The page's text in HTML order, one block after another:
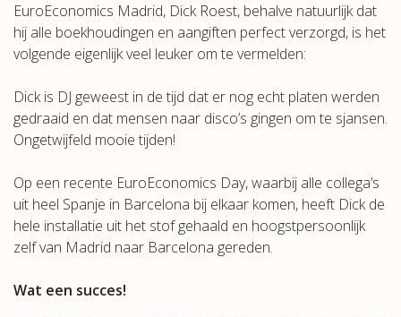
EuroEconomics Madrid, Dick Roest, behalve natuurlijk dat
hij alle boekhoudingen en aangiften perfect verzorgd, is het
volgende eigenlijk veel leuker om te vermelden:
Dick is DJ geweest in de tijd dat er nog echt platen werden
gedraaid en dat mensen naar disco’s gingen om te sjansen.
Ongetwijfeld mooie tijden!
Op een recente EuroEconomics Day, waarbij alle collega’s
uit heel Spanje in Barcelona bij elkaar komen, heeft Dick de
hele installatie uit het stof gehaald en hoogstpersoonlijk
zelf van Madrid naar Barcelona gereden.
Wat een succes!